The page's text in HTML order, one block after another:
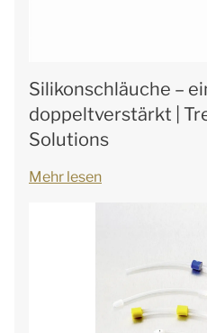
Silikonschläuche –
doppeltverstärkt |
Solutions
Mehr lesen